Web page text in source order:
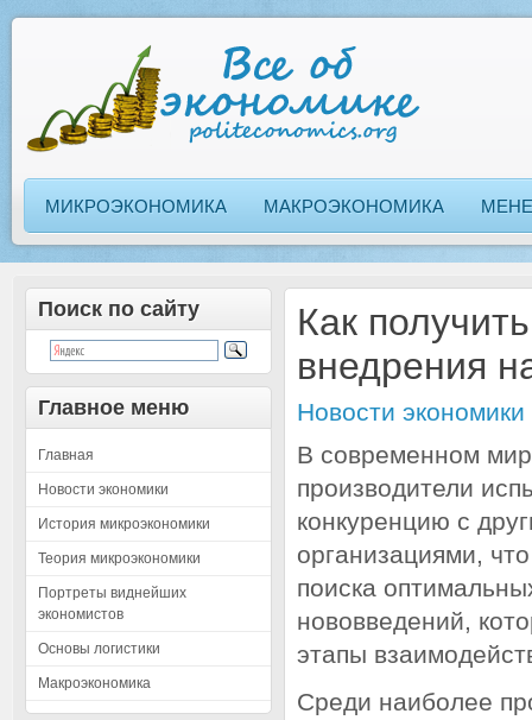
МИКРОЭКОНОМИКА МАКРОЭКОНОМИКА
Поиск по сайту
Главное меню
Главная
Новости экономики
История микроэкономики
Теория микроэкономики
Портреты виднейших
экономистов
Основы логистики
Макроэкономика
Как
внедрения
Новости экономики
В современном
производители
конкуренцию с
организациями,
поиска
нововведений,
этапы
Среди наиболее